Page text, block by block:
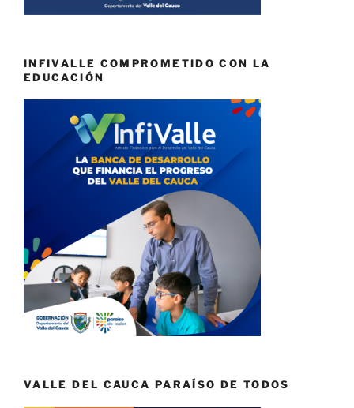
INFIVALLE COMPROMETIDO CON LA
EDUCACIÓN
VALLE DEL CAUCA PARAÍSO DE TODOS